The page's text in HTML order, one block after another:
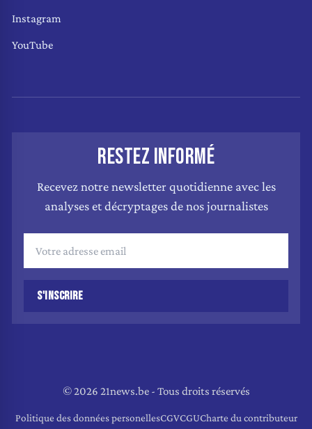
Instagram
YouTube
RESTEZ INFORMÉ
Recevez notre newsletter quotidienne avec les
analyses et décryptages de nos journalistes
S'INSCRIRE
© 2026 21news.be - Tous droits réservés
Politique des données personellesCGVCGUCharte du contributeur